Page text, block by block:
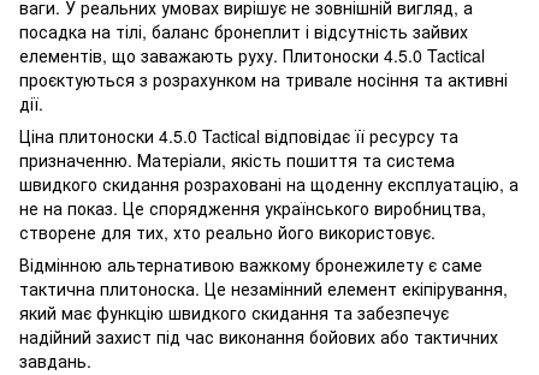
ваги. У реальних умовах вирішує не зовнішній вигляд, а
посадка на тілі, баланс бронеплит і відсутність зайвих
елементів, що заважають руху. Плитоноски 4.5.0 Tactical
проєктуються з розрахунком на тривале носіння та активні
дії.
Ціна плитоноски 4.5.0 Tactical відповідає її ресурсу та
призначенню. Матеріали, якість пошиття та система
швидкого скидання розраховані на щоденну експлуатацію, а
не на показ. Це спорядження українського виробництва,
створене для тих, хто реально його використовує.
Відмінною альтернативою важкому бронежилету є саме
тактична плитоноска. Це незамінний елемент екіпірування,
який має функцію швидкого скидання та забезпечує
надійний захист під час виконання бойових або тактичних
завдань.